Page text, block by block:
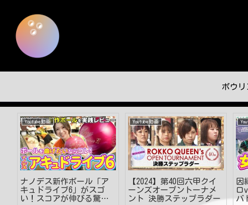
ボウリ
Youtube動画
ナノデス新作ボール「ア
キュドライブ6」がスゴ
い！スコアが伸びる驚き
Youtube動画
【2024】第40回六甲クイ
ーンズオープントーナメ
ント 決勝ステップラダー
因
ロ
バ